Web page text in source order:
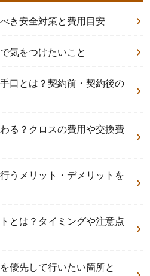
き安全対策と費用目安
気をつけたいこと
口とは？契約前・契約後の
る？クロスの費用や交換費
うメリット・デメリットを
とは？タイミングや注意点
優先して行いたい箇所と